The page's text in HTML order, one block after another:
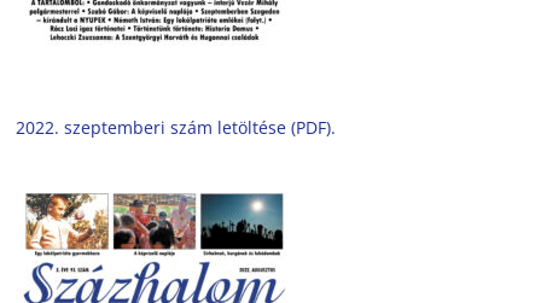
2022. szeptemberi szám letöltése (PDF).